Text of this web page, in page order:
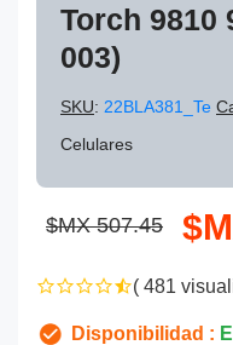
Torch 9810
003)
SKU: 22BLA381_Te
Celulares
$MX 507.45
( 481
Disponibilidad :